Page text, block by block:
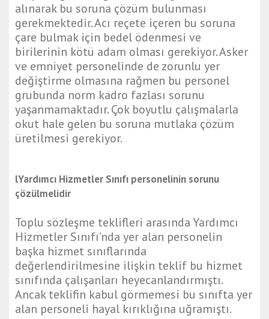
alınarak bu soruna çözüm bulunması
gerekmektedir. Acı reçete içeren bu soruna
çare bulmak için bedel ödenmesi ve
birilerinin kötü adam olması gerekiyor. Asker
ve emniyet personelinde de zorunlu yer
değiştirme olmasına rağmen bu personel
grubunda norm kadro fazlası sorunu
yaşanmamaktadır. Çok boyutlu çalışmalarla
okut hale gelen bu soruna mutlaka çözüm
üretilmesi gerekiyor.
lYardımcı Hizmetler Sınıfı personelinin sorunu
çözülmelidir
Toplu sözleşme teklifleri arasında Yardımcı
Hizmetler Sınıfı’nda yer alan personelin
başka hizmet sınıflarında
değerlendirilmesine ilişkin teklif bu hizmet
sınıfında çalışanları heyecanlandırmıştı.
Ancak teklifin kabul görmemesi bu sınıfta yer
alan personeli hayal kırıklığına uğramıştı.